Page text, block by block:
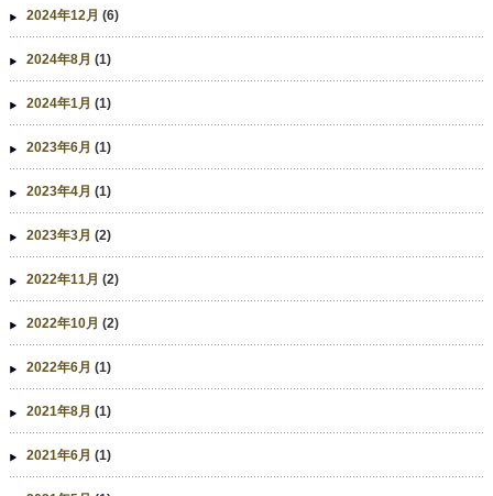
2024年12月 (6)
2024年8月 (1)
2024年1月 (1)
2023年6月 (1)
2023年4月 (1)
2023年3月 (2)
2022年11月 (2)
2022年10月 (2)
2022年6月 (1)
2021年8月 (1)
2021年6月 (1)